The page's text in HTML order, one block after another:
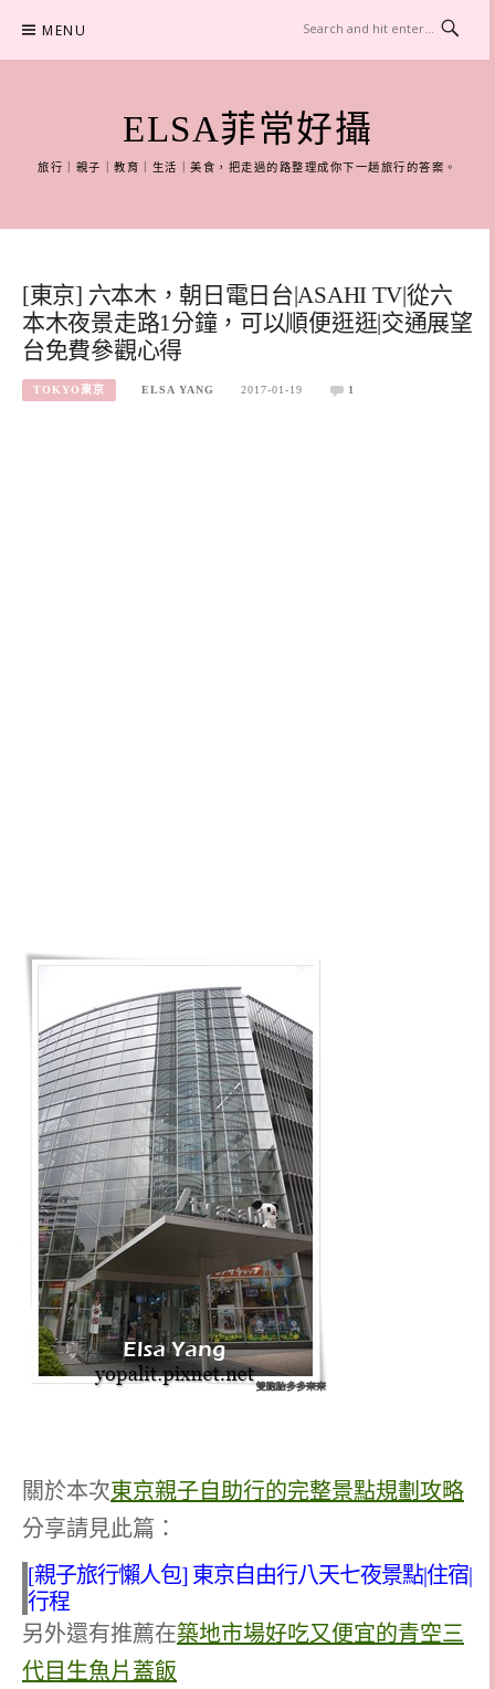
content
MENU
ELSA菲常好攝
旅行｜親子｜教育｜生活｜美食，把走過的路整理成你下一趟旅行的答案。
[東京] 六本木，朝日電日台|ASAHI TV|從六
本木夜景走路1分鐘，可以順便逛逛|交通展望
台免費參觀心得
TOKYO東京 ELSA YANG 2017-01-19 1
關於本次東京親子自助行的完整景點規劃攻略
分享請見此篇：
[親子旅行懶人包] 東京自由行八天七夜景點|住宿|
行程
另外還有推薦在築地市場好吃又便宜的青空三
代目生魚片蓋飯